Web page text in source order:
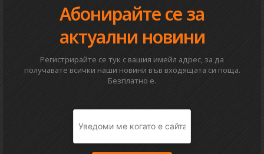
Абонирайте се за
актуални новини
Регистрирайте се тук с вашия имейл адрес, за да
получавате всички наши новини във входящата си поща.
Безплатно е.